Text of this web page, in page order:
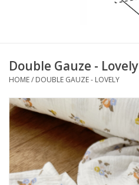
Fournituren
Workshops
Diy pakketten
Double Gauze - Lovely
HOME/ DOUBLE GAUZE - LOVELY